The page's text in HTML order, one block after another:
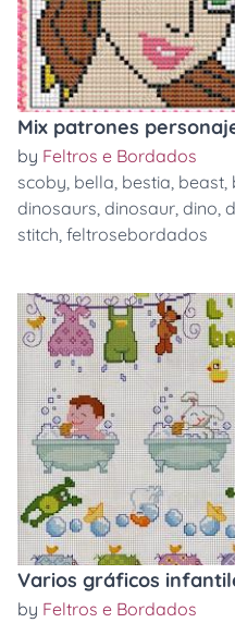
Mix patrones
by Feltros e Bordados
scoby, bella, bestia, beast,
dinosaurs, dinosaur, dino,
stitch, feltrosebordados
Varios gráficos
by Feltros e Bordados